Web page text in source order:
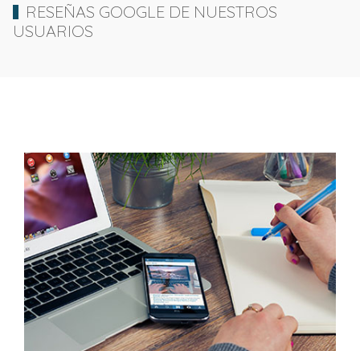
RESEÑAS GOOGLE DE NUESTROS
USUARIOS